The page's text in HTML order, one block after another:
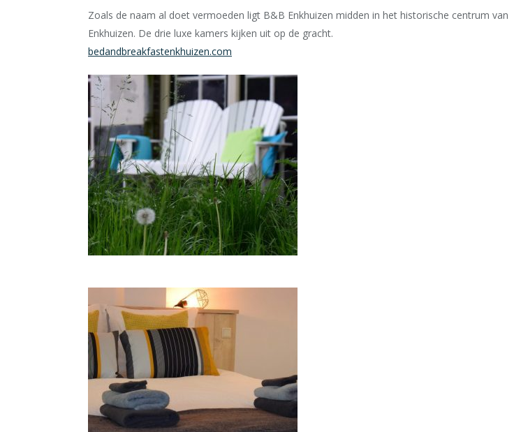
Zoals de naam al doet vermoeden ligt B&B Enkhuizen midden in het historische centrum van
Enkhuizen. De drie luxe kamers kijken uit op de gracht.
bedandbreakfastenkhuizen.com